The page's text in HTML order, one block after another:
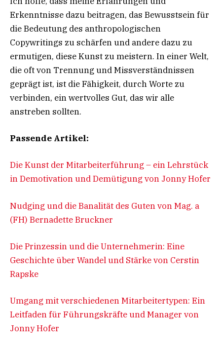
Erkenntnisse dazu beitragen, das Bewusstsein für
die Bedeutung des anthropologischen
Copywritings zu schärfen und andere dazu zu
ermutigen, diese Kunst zu meistern. In einer Welt,
die oft von Trennung und Missverständnissen
geprägt ist, ist die Fähigkeit, durch Worte zu
verbinden, ein wertvolles Gut, das wir alle
anstreben sollten.
Passende Artikel:
Die Kunst der Mitarbeiterführung – ein Lehrstück
in Demotivation und Demütigung von Jonny Hofer
Nudging und die Banalität des Guten von Mag. a
(FH) Bernadette Bruckner
Die Prinzessin und die Unternehmerin: Eine
Geschichte über Wandel und Stärke von Cerstin
Rapske
Umgang mit verschiedenen Mitarbeitertypen: Ein
Leitfaden für Führungskräfte und Manager von
Jonny Hofer